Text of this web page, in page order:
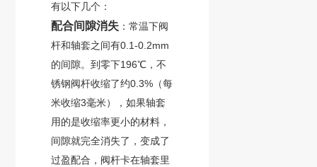
有以下几个：
配合间隙消失 ：常温下阀
杆和轴套之间有0.1-0.2mm
的间隙。到零下196℃，不
锈钢阀杆收缩了约0.3%（每
米收缩3毫米），如果轴套
用的是收缩率更小的材料，
间隙就完全消失了，变成了
过盈配合 ，阀杆卡在轴套里